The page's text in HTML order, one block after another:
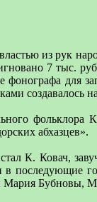
из рук
7 тыс.
для
создавалось
фольклора
абхазцев».
стал К. Ковач,
последующие
Мария